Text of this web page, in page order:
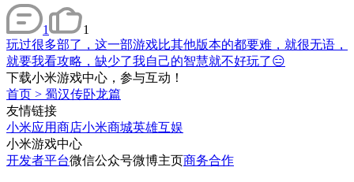
1
1
玩过很多部了，这一部游戏比其他版本的都要难，就很无语，
就要我看攻略，缺少了我自己的智慧就不好玩了😑
下载小米游戏中心，参与互动！
首页 > 蜀汉传卧龙篇
友情链接
小米应用商店小米商城英雄互娱
小米游戏中心
开发者平台微信公众号微博主页商务合作